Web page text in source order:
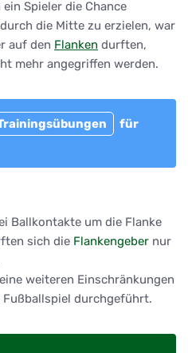
Spieler die Chance
die Mitte zu erzielen, war
auf den Flanken durften,
mehr angegriffen werden.
für
Ballkontakte um die Flanke
sich die Flankengeber nur
weiteren Einschränkungen
durchgeführt.